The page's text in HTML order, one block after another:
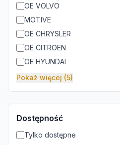
OE VOLVO
MOTIVE
OE CHRYSLER
OE CITROEN
OE HYUNDAI
Pokaż więcej (5)
Dostępność
Tylko dostępne